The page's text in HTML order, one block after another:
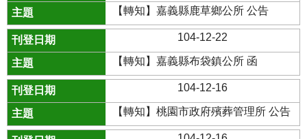
【轉知】嘉義縣鹿草鄉公所 公告
104-12-22
【轉知】嘉義縣布袋鎮公所 函
104-12-16
【轉知】桃園市政府殯葬管理所 公告